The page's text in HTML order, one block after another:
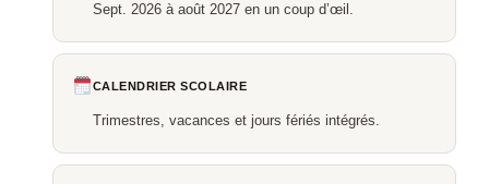
Sept. 2026 à août 2027 en un coup d’œil.
CALENDRIER SCOLAIRE
Trimestres, vacances et jours fériés intégrés.